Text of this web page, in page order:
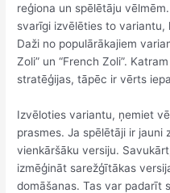
reģiona un spēlētāju
svarīgi izvēlēties to variantu,
Daži no populārākajiem
Zoli” un “French Zoli”.
stratēģijas, tāpēc ir vērts
Izvēloties variantu, ņemiet
prasmes. Ja spēlētāji ir jauni
vienkāršāku versiju.
izmēģināt sarežģītākas
domāšanas. Tas var padarīt